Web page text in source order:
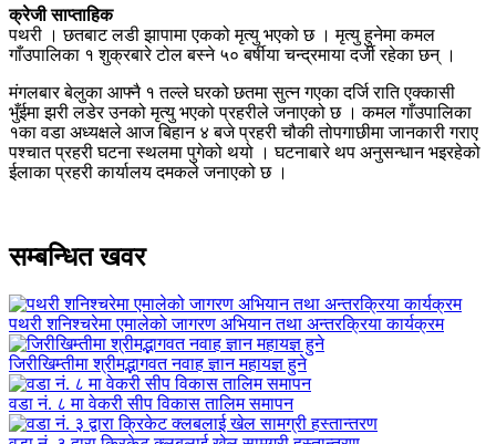
क्रेजी साप्ताहिक
पथरी । छतबाट लडी झापामा एकको मृत्यु भएको छ । मृत्यु हुनेमा कमल
गाँउपालिका १ शुक्रबारे टोल बस्ने ५० बर्षीया चन्द्रमाया दर्जी रहेका छन् ।
मंगलबार बेलुका आफ्नै १ तल्ले घरको छतमा सुत्न गएका दर्जि राति एक्कासी
भुँईमा झरी लडेर उनको मृत्यु भएको प्रहरीले जनाएको छ । कमल गाँउपालिका
१का वडा अध्यक्षले आज बिहान ४ बजे प्रहरी चौकी तोपगाछीमा जानकारी गराए
पश्चात प्रहरी घटना स्थलमा पुगेको थयो । घटनाबारे थप अनुसन्धान भइरहेको
ईलाका प्रहरी कार्यालय दमकले जनाएको छ ।
सम्बन्धित खवर
पथरी शनिश्चरेमा एमालेको जागरण अभियान तथा अन्तरक्रिया कार्यक्रम
जिरीखिम्तीमा श्रीमद्भागवत नवाह ज्ञान महायज्ञ हुने
वडा नं. ८ मा वेकरी सीप विकास तालिम समापन